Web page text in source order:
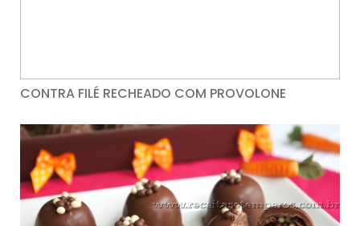
CONTRA FILÉ RECHEADO COM PROVOLONE